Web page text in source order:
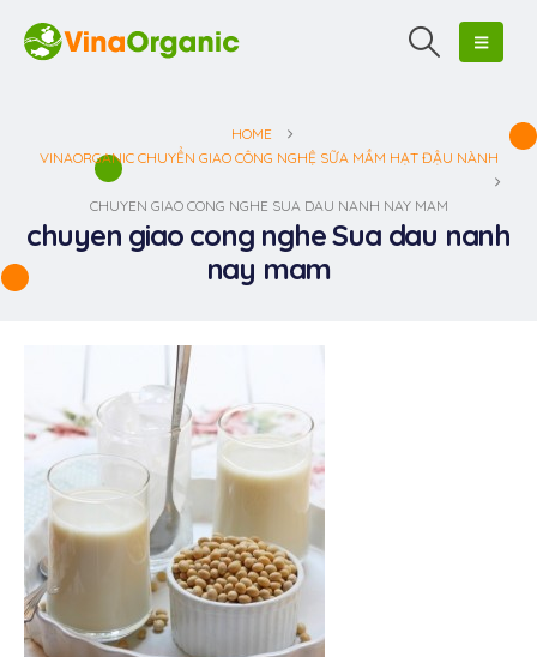
HOME
VINAORGANIC CHUYỂN GIAO CÔNG NGHỆ SỮA MẦM HẠT ĐẬU NÀNH
CHUYEN GIAO CONG NGHE SUA DAU NANH NAY MAM
chuyen giao cong nghe Sua dau nanh
nay mam